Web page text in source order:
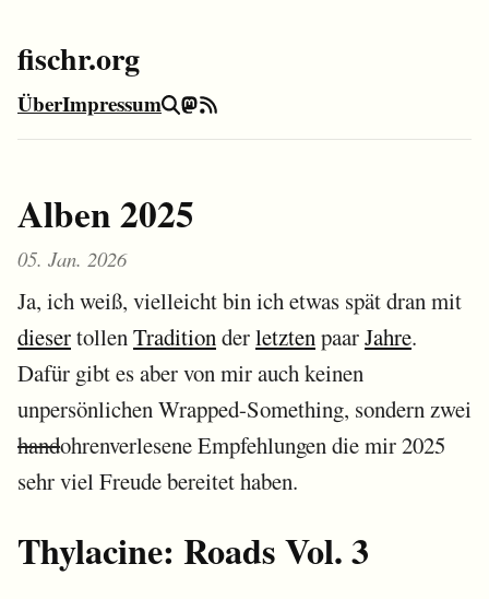
fischr.org
ÜberImpressumSuche
Mastodon
RSS-Feed
Alben 2025
05. Jan. 2026
Ja, ich weiß, vielleicht bin ich etwas spät dran mit
diesertollen Tradition derletzten paarJahre.
Dafür gibt es aber von mir auch keinen
unpersönlichen Wrapped-Something, sondern zwei
handohrenverlesene Empfehlungen die mir 2025
sehr viel Freude bereitet haben.
Thylacine: Roads Vol. 3